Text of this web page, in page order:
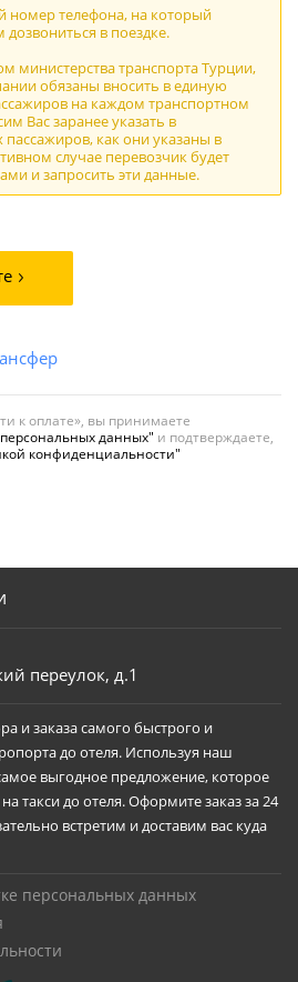
номер телефона, на который
в поездке.
министерства транспорта Турции,
обязаны вносить в единую
на каждом транспортном
Вас заранее указать в
как они указаны в
случае перевозчик будет
и запросить эти данные.
к оплате», вы принимаете
данных" и подтверждаете,
конфиденциальности"
переулок, д.1
и заказа самого быстрого и
до отеля. Используя наш
выгодное предложение, которое
такси до отеля. Оформите заказ за 24
встретим и доставим вас куда
персональных данных